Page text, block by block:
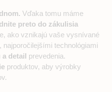
Vďaka tomu máme
preto do zákulisia
ako vznikajú vaše vysnívané
, najporočilejšími technológiami
a detail prevedenia.
produktov, aby výrobky